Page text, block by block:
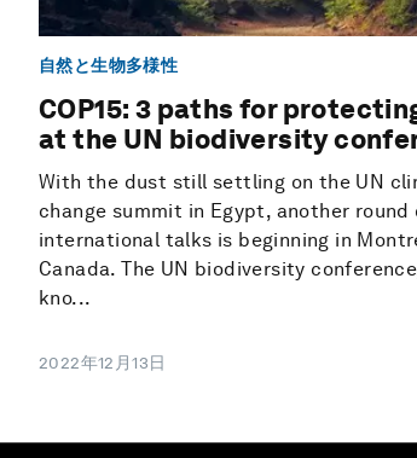
自然と生物多様性
COP15: 3 paths for
at the UN biodiversity
With the dust still settling on the UN
change summit in Egypt, another round
international talks is beginning in
Canada. The UN biodiversity
kno...
2022年12月13日